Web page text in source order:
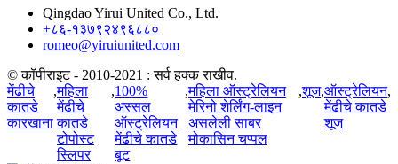
Qingdao Yirui United Co., Ltd.
+८६-१३७९२४९६८८०
romeo@yiruiunited.com
© कॉपीराइट - 2010-2021 : सर्व हक्क राखीव.
मेंढीचे
कातडे
कारखाना
,महिला
मेंढीचे
कातडे
टोपोस्ट
स्लिपर
,100%
अस्सल
ऑस्ट्रेलियन
मेंढीचे कातडे
बूट
,महिला ऑस्ट्रेलियन
मेरिनो शेर्लिंग-लाइन
असलेली साबर
मोकासिन चप्पल
,शूज,ऑस्ट्रेलियन
मेंढीचे कातडे
शूज
,